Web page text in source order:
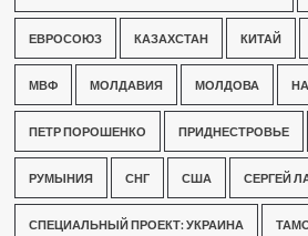
ЕВРОСОЮЗ КАЗАХСТАН КИТАЙ
МВФ МОЛДАВИЯ МОЛДОВА
ПЕТР ПОРОШЕНКО ПРИДНЕСТРОВЬЕ
РУМЫНИЯ СНГ США СЕРГЕЙ
СПЕЦИАЛЬНЫЙ ПРОЕКТ: УКРАИНА